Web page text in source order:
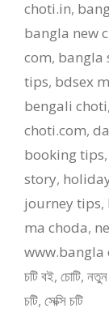
choti.in,
bangla new
com, bangla
tips, bdsex
bengali choti,
choti.com,
booking tips,
story,
journey tips,
ma choda,
www.bangla
চটি বই, চোটি, নতুন
চটি, সেক্সি চটি